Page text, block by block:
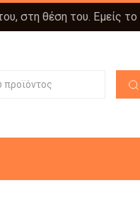
στη θέση του. Εμείς